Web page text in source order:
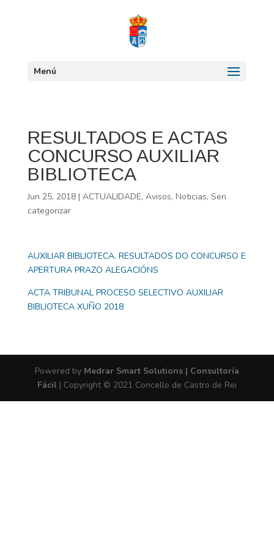
Menú
RESULTADOS E ACTAS
CONCURSO AUXILIAR
BIBLIOTECA
Jun 25, 2018| ACTUALIDADE, Avisos, Noticias, Sen
categorizar
AUXILIAR BIBLIOTECA. RESULTADOS DO CONCURSO E
APERTURA PRAZO ALEGACIÓNS
ACTA TRIBUNAL PROCESO SELECTIVO AUXILIAR
BIBLIOTECA XUÑO 2018
Powered by Medrar Smart Solutions | Consultoría
Fácil| Copyright © 2021 Concello de Castro de Rei